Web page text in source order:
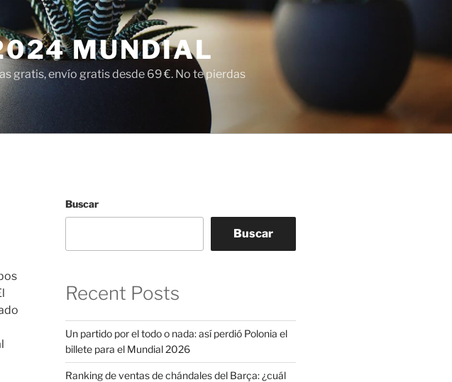
MUNDIAL
gratis, envío gratis desde 69 €. No te pierdas
Buscar
Buscar
Recent Posts
Un partido por el todo o nada: así perdió Polonia el
billete para el Mundial 2026
Ranking de ventas de chándales del Barça: ¿cuál